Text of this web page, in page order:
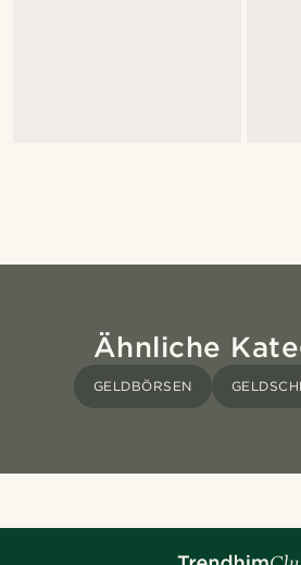
Ähnliche
GELDBÖRSEN